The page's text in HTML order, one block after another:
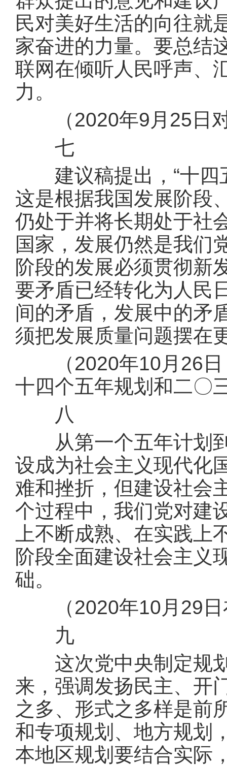
民对美好生活的向往就
家奋进的力量。要总结
联网在倾听人民呼声、
力。
（2020年9月25日对
七
建议稿提出，“十四
这是根据我国发展阶段
仍处于并将长期处于社
国家，发展仍然是我们
阶段的发展必须贯彻新
要矛盾已经转化为人民
间的矛盾，发展中的矛
须把发展质量问题摆在
（2020年10月26日
十四个五年规划和二〇
八
从第一个五年计划到
设成为社会主义现代化
难和挫折，但建设社会
个过程中，我们党对建
上不断成熟、在实践
阶段全面建设社会主义
础。
（2020年10月29日
九
这次党中央制定规划
来，强调发扬民主、开
之多、形式之多样是前
和专项规划、地方规划
本地区规划要结合实际